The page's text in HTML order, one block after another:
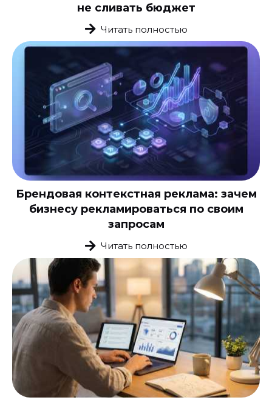
не сливать бюджет
Читать полностью
Брендовая контекстная реклама: зачем
бизнесу рекламироваться по своим
запросам
Читать полностью